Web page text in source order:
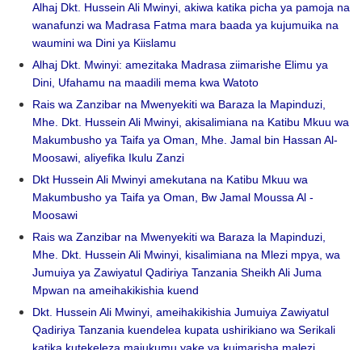
Alhaj Dkt. Hussein Ali Mwinyi, akiwa katika picha ya pamoja na
wanafunzi wa Madrasa Fatma mara baada ya kujumuika na
waumini wa Dini ya Kiislamu
Alhaj Dkt. Mwinyi: amezitaka Madrasa ziimarishe Elimu ya
Dini, Ufahamu na maadili mema kwa Watoto
Rais wa Zanzibar na Mwenyekiti wa Baraza la Mapinduzi,
Mhe. Dkt. Hussein Ali Mwinyi, akisalimiana na Katibu Mkuu wa
Makumbusho ya Taifa ya Oman, Mhe. Jamal bin Hassan Al-
Moosawi, aliyefika Ikulu Zanzi
Dkt Hussein Ali Mwinyi amekutana na Katibu Mkuu wa
Makumbusho ya Taifa ya Oman, Bw Jamal Moussa Al -
Moosawi
Rais wa Zanzibar na Mwenyekiti wa Baraza la Mapinduzi,
Mhe. Dkt. Hussein Ali Mwinyi, kisalimiana na Mlezi mpya, wa
Jumuiya ya Zawiyatul Qadiriya Tanzania Sheikh Ali Juma
Mpwan na ameihakikishia kuend
Dkt. Hussein Ali Mwinyi, ameihakikishia Jumuiya Zawiyatul
Qadiriya Tanzania kuendelea kupata ushirikiano wa Serikali